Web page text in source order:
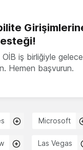
iş birliğiyle
Hemen başvurun.
Microsoft
Las Vegas